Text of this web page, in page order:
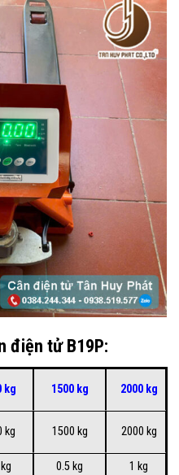
điện tử B19P:
kg 1500 kg 2000 kg
kg 1500 kg 2000 kg
0.5 kg
1 kg